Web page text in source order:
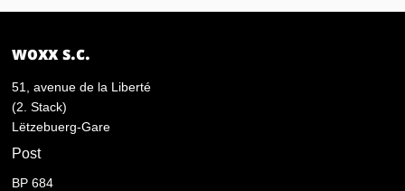
woxx s.c.
51, avenue de la Liberté
(2. Stack)
Lëtzebuerg-Gare
Post
BP 684